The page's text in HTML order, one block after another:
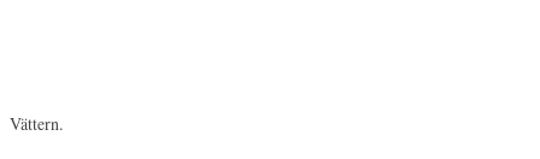
Vättern.